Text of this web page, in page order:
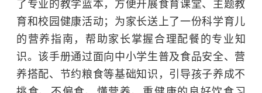
了专业的教学蓝本，方便开展食育课堂、主题教
育和校园健康活动；为家长送上了一份科学育儿
的营养指南，帮助家长掌握合理配餐的专业知
识。该手册通过面向中小学生普及食品安全、营
养搭配、节约粮食等基础知识，引导孩子养成不